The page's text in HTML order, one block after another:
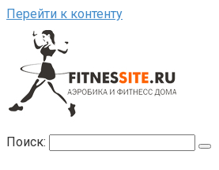
Перейти к контенту
Поиск: